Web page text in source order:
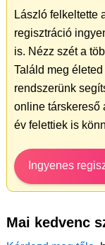
László felkeltette
regisztráció
is. Nézz szét a
Találd meg
rendszerünk
online társkereső
év felettiek is
Ingyenes
Mai kedvenc